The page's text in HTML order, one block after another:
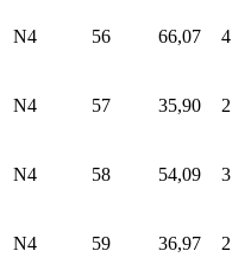
N4 56 66,07 4
N4 57 35,90 2
N4 58 54,09 3
N4 59 36,97 2